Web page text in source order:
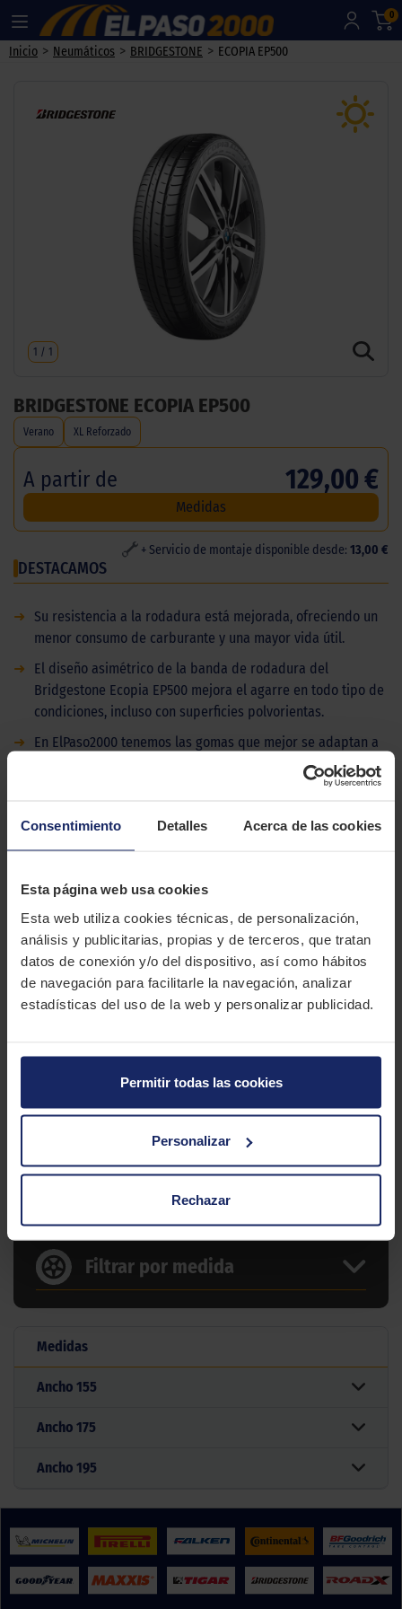
Consentimiento Detalles Acerca de las cookies
Esta página web usa cookies
Esta web utiliza cookies técnicas, de personalización,
análisis y publicitarias, propias y de terceros, que tratan
datos de conexión y/o del dispositivo, así como hábitos
de navegación para facilitarle la navegación, analizar
estadísticas del uso de la web y personalizar publicidad.
Permitir todas las cookies
Personalizar
Rechazar
0
Inicio > Neumáticos > BRIDGESTONE > ECOPIA EP500
1 / 1
BRIDGESTONE ECOPIA EP500
Verano XL Reforzado
A partir de 129,00 €
Medidas
+ Servicio de montaje disponible desde: 13,00 €
DESTACAMOS
➜
Su resistencia a la rodadura está mejorada, ofreciendo un
menor consumo de carburante y una mayor vida útil.
➜
El diseño asimétrico de la banda de rodadura del
Bridgestone Ecopia EP500 mejora el agarre en todo tipo de
condiciones, incluso con superficies polvorientas.
➜
En ElPaso2000 tenemos las gomas que mejor se adaptan a
sus necesidades. Haga su pedido en línea y móntelo en uno
DESCRIPCIÓN
El Bridgestone Ecopia EP500 es un neumático para automóviles
que incorpora la tecnología ologic, para conseguir una mejor
aerodinámica.
CARACTERÍSTICAS TÉCNICAS
Modelo
ECOPIA EP500
Verano
6 MEDIDAS PARA EL NEUMÁTICO
BRIDGESTONE ECOPIA EP500
Filtrar por medida
Medidas
Ancho 155
Ancho 175
Ancho 195